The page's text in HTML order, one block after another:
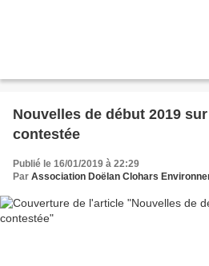
Nouvelles de début 2019
contestée
Publié le 16/01/2019 à 22:29
Par Association Doëlan Clohars